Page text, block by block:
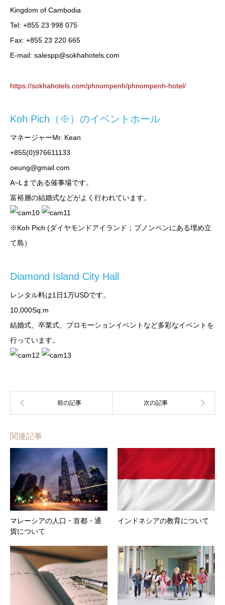
Kingdom of Cambodia
Tel: +855 23 998 075
Fax: +855 23 220 665
E-mail: salespp@sokhahotels.com
https://sokhahotels.com/phnompenh/phnompenh-hotel/
Koh Pich（※）のイベントホール
マネージャーMr. Kean
+855(0)976611133
oeung@gmail.com
A~Lまである催事場です。
富裕層の結婚式などがよく行われています。
※Koh Pich (ダイヤモンドアイランド；プノンペンにある埋め立
て島）
Diamond Island City Hall
レンタル料は1日1万USDです。
10,000Sq.m
結婚式、卒業式、プロモーションイベントなど多彩なイベントを
行っています。
関連記事
マレーシアの人口・首都・通
貨について
インドネシアの教育について